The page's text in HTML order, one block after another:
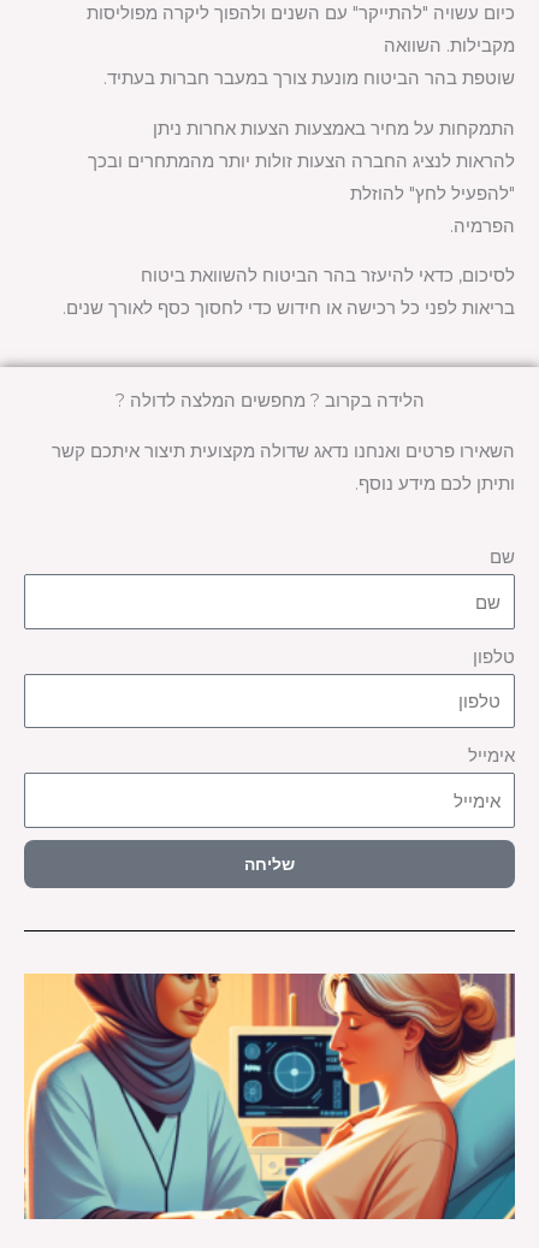
הלידה בקרוב ? מחפשים המלצה לדולה ?
השאירו פרטים ואנחנו נדאג שדולה מקצועית תיצור איתכם קשר
ותיתן לכם מידע נוסף.
שם
טלפון
אימייל
שליחה
כיום עשויה "להתייקר" עם השנים ולהפוך ליקרה מפוליסות
מקבילות. השוואה
שוטפת בהר הביטוח מונעת צורך במעבר חברות בעתיד.
התמקחות על מחיר באמצעות הצעות אחרות ניתן
להראות לנציג החברה הצעות זולות יותר מהמתחרים ובכך
"להפעיל לחץ" להוזלת
הפרמיה.
לסיכום, כדאי להיעזר בהר הביטוח להשוואת ביטוח
בריאות לפני כל רכישה או חידוש כדי לחסוך כסף לאורך שנים.